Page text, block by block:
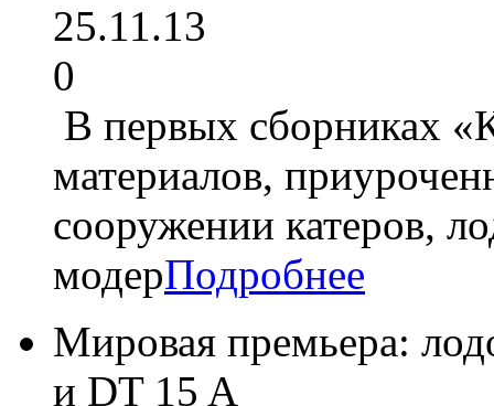
25.11.13
0
В первых сборниках
материалов,
сооружении катеров,
модерПодробнее
Мировая премьера:
и DT 15 A